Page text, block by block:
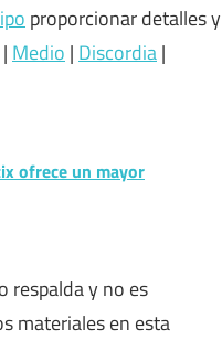
proporcionar detalles y
| Medio | Discordia|
ofrece un mayor
respalda y no es
materiales en esta